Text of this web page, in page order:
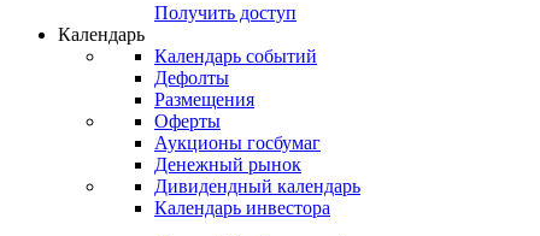
Получить доступ
Календарь
Календарь событий
Дефолты
Размещения
Оферты
Аукционы госбумаг
Денежный рынок
Дивидендный календарь
Календарь инвестора